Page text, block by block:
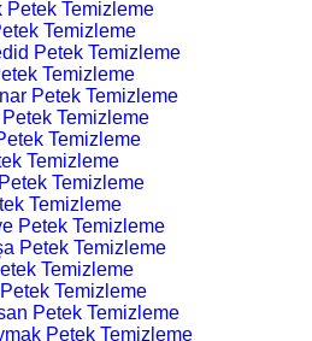
Petek Temizleme
Temizleme
Petek Temizleme
Temizleme
Petek Temizleme
Temizleme
Temizleme
Temizleme
Temizleme
Temizleme
Petek Temizleme
Petek Temizleme
Temizleme
Temizleme
Petek Temizleme
Petek Temizleme